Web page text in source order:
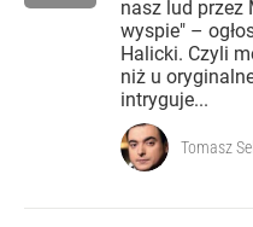
nasz lud przez
wyspie" –
Halicki. Czyli
niż u
intryguje...
Tomasz